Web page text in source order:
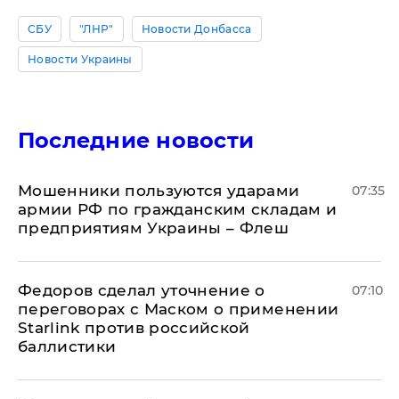
СБУ "ЛНР" Новости Донбасса
Новости Украины
Последние новости
Мошенники пользуются ударами
армии РФ по гражданским складам и
предприятиям Украины – Флеш
07:35
Федоров сделал уточнение о
переговорах с Маском о применении
Starlink против российской
баллистики
07:10